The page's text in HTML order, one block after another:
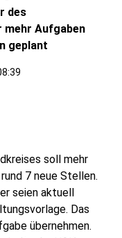
des
mehr Aufgaben
geplant
soll mehr
7 neue Stellen.
seien aktuell
Das
übernehmen.